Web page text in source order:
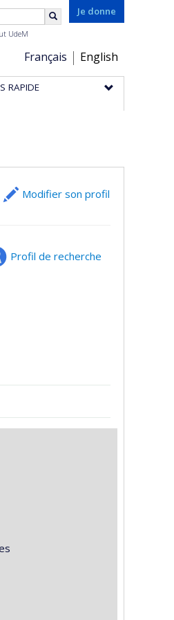
Je donne
Choix
de
la
Français English
UdeM
RAPIDE
Modifier son profil
Profil de recherche